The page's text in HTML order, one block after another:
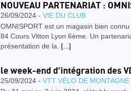
NOUVEAU PARTENARIAT :
26/09/2024 - VIE DU CLUB
OMNISPORT est un magasin bien
84 Cours Vitton Lyon 6ème. Un
présentation de la. [...]
le week-end d'intégration des
25/09/2024 - VTT VÉLO DE MONTAGNE